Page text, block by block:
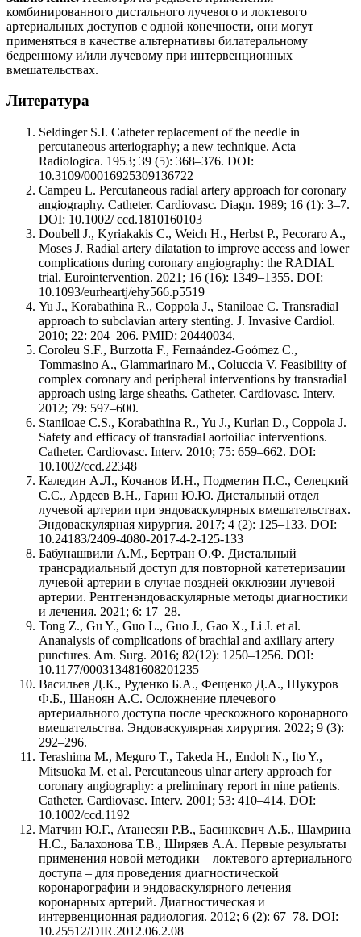
комбинированного дистального лучевого и локтевого
артериальных доступов с одной конечности, они могут
применяться в качестве альтернативы билатеральному
бедренному и/или лучевому при интервенционных
вмешательствах.
Литература
Seldinger S.I. Catheter replacement of the needle in
percutaneous arteriography; a new technique. Acta
Radiologica. 1953; 39 (5): 368–376. DOI:
10.3109/00016925309136722
Campeu L. Percutaneous radial artery approach for coronary
angiography. Catheter. Cardiovasc. Diagn. 1989; 16 (1): 3–7.
DOI: 10.1002/ ccd.1810160103
Doubell J., Kyriakakis C., Weich H., Herbst P., Pecoraro A.,
Moses J. Radial artery dilatation to improve access and lower
complications during coronary angiography: the RADIAL
trial. Eurointervention. 2021; 16 (16): 1349–1355. DOI:
10.1093/eurheartj/ehy566.p5519
Yu J., Korabathina R., Coppola J., Staniloae C. Transradial
approach to subclavian artery stenting. J. Invasive Cardiol.
2010; 22: 204–206. PMID: 20440034.
Coroleu S.F., Burzotta F., Fernaández-Goómez C.,
Tommasino A., Glammarinaro M., Coluccia V. Feasibility of
complex coronary and peripheral interventions by transradial
approach using large sheaths. Catheter. Cardiovasc. Interv.
2012; 79: 597–600.
Staniloae C.S., Korabathina R., Yu J., Kurlan D., Coppola J.
Safety and efficacy of transradial aortoiliac interventions.
Catheter. Cardiovasc. Interv. 2010; 75: 659–662. DOI:
10.1002/ccd.22348
Каледин А.Л., Кочанов И.Н., Подметин П.С., Селецкий
С.С., Ардеев В.Н., Гарин Ю.Ю. Дистальный отдел
лучевой артерии при эндоваскулярных вмешательствах.
Эндоваскулярная хирургия. 2017; 4 (2): 125–133. DOI:
10.24183/2409-4080-2017-4-2-125-133
Бабунашвили А.М., Бертран О.Ф. Дистальный
трансрадиальный доступ для повторной катетеризации
лучевой артерии в случае поздней окклюзии лучевой
артерии. Рентгенэндоваскулярные методы диагностики
и лечения. 2021; 6: 17–28.
Tong Z., Gu Y., Guo L., Guo J., Gao X., Li J. et al.
Ananalysis of complications of brachial and axillary artery
punctures. Am. Surg. 2016; 82(12): 1250–1256. DOI:
10.1177/000313481608201235
Васильев Д.К., Руденко Б.А., Фещенко Д.А., Шукуров
Ф.Б., Шаноян А.С. Осложнение плечевого
артериального доступа после чрескожного коронарного
вмешательства. Эндоваскулярная хирургия. 2022; 9 (3):
292–296.
Terashima M., Meguro T., Takeda H., Endoh N., Ito Y.,
Mitsuoka M. et al. Percutaneous ulnar artery approach for
coronary angiography: a preliminary report in nine patients.
Catheter. Cardiovasc. Interv. 2001; 53: 410–414. DOI:
10.1002/ccd.1192
Матчин Ю.Г., Атанесян Р.В., Басинкевич А.Б., Шамрина
Н.С., Балахонова Т.В., Ширяев А.А. Первые результаты
применения новой методики – локтевого артериального
доступа – для проведения диагностической
коронарографии и эндоваскулярного лечения
коронарных артерий. Диагностическая и
интервенционная радиология. 2012; 6 (2): 67–78. DOI:
10.25512/DIR.2012.06.2.08